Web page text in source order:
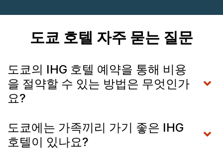
도쿄 호텔 자주 묻는 질문
도쿄의 IHG 호텔 예약을 통해 비용
을 절약할 수 있는 방법은 무엇인가
요?
도쿄에는 가족끼리 가기 좋은 IHG
호텔이 있나요?